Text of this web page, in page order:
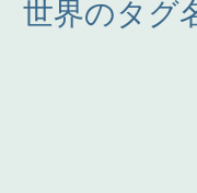
世界のタグ